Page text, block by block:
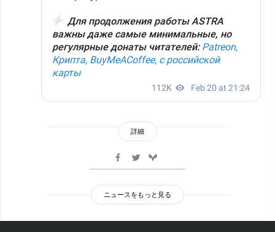
詳細
ニュースをもっと見る